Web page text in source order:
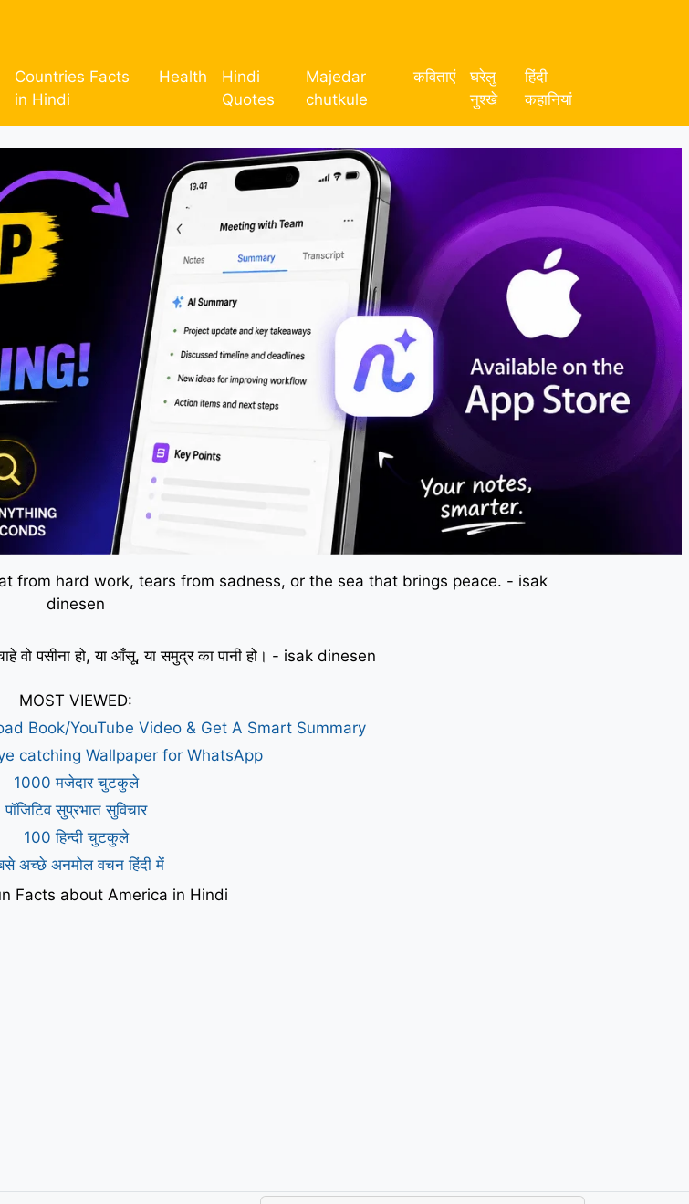
Countries Facts
in Hindi
Health
Hindi
Quotes
Majedar
chutkule
कविताएं
घरेलु
नुश्खे
हिंदी
कहानियां
from hard work, tears from sadness, or the sea that brings peace. - isak
dinesen
वो पसीना हो, या आँसू, या समुद्र का पानी हो। - isak dinesen
MOST VIEWED:
Book/YouTube Video & Get A Smart Summary
catching Wallpaper for WhatsApp
1000 मजेदार चुटकुले
पॉजिटिव सुप्रभात सुविचार
100 हिन्दी चुटकुले
अच्छे अनमोल वचन हिंदी में
Facts about America in Hindi